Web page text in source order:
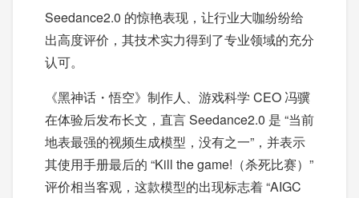
Seedance2.0 的惊艳表现，让行业大咖纷纷给
出高度评价，其技术实力得到了专业领域的充分
认可。
《黑神话・悟空》制作人、游戏科学 CEO 冯骥
在体验后发布长文，直言 Seedance2.0 是 “当前
地表最强的视频生成模型，没有之一”，并表示
其使用手册最后的 “Kill the game!（杀死比赛）”
评价相当客观，这款模型的出现标志着 “AIGC